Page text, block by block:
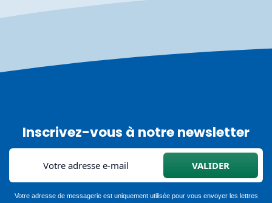
Inscrivez-vous à notre newsletter
Votre adresse de messagerie est uniquement utilisée pour vous envoyer les lettres